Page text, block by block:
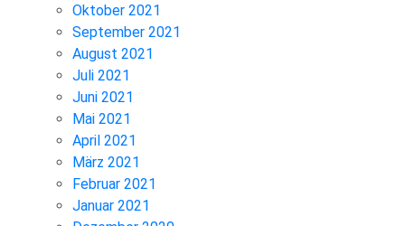
Oktober 2021
September 2021
August 2021
Juli 2021
Juni 2021
Mai 2021
April 2021
März 2021
Februar 2021
Januar 2021